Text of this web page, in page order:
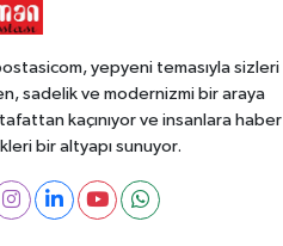
yepyeni temasıyla sizleri
sadelik ve modernizmi bir araya
kaçınıyor ve insanlara haber
bir altyapı sunuyor.